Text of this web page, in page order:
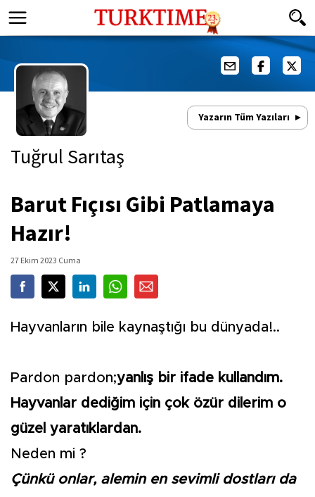
Yazarın Tüm Yazıları
Tuğrul Sarıtaş
Barut Fıçısı Gibi Patlamaya
Hazır!
27 Ekim 2023 Cuma
Hayvanların bile kaynaştığı bu dünyada!..
Pardon pardon;yanlış bir ifade kullandım.
Hayvanlar dediğim için çok özür dilerim o
güzel yaratıklardan.
Neden mi ?
Çünkü onlar, alemin en sevimli dostları da